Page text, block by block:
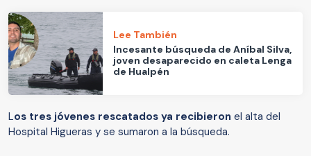
Lee También
Incesante búsqueda de Aníbal Silva,
joven desaparecido en caleta Lenga
de Hualpén
Los tres jóvenes rescatados ya recibieron el alta del
Hospital Higueras y se sumaron a la búsqueda.